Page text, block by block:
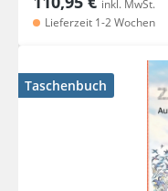
inkl. MwSt.
Lieferzeit 1-2 Wochen
Taschenbuch